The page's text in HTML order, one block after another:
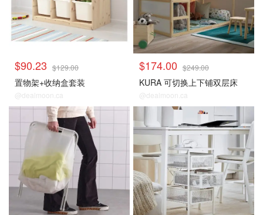
$90.23 $129.00
置物架+收纳盒套装
@dealmoon.ca
$174.00 $249.00
KURA 可切换上下铺双层床
@dealmoon.ca